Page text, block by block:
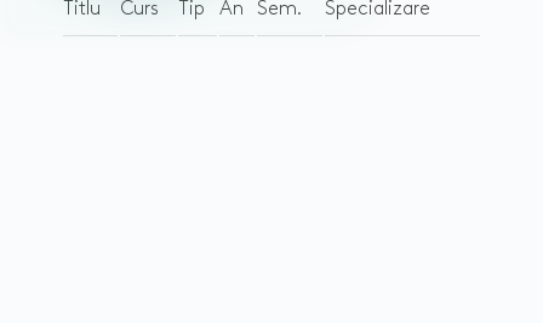
Titlu Curs Tip An Sem. Specializare